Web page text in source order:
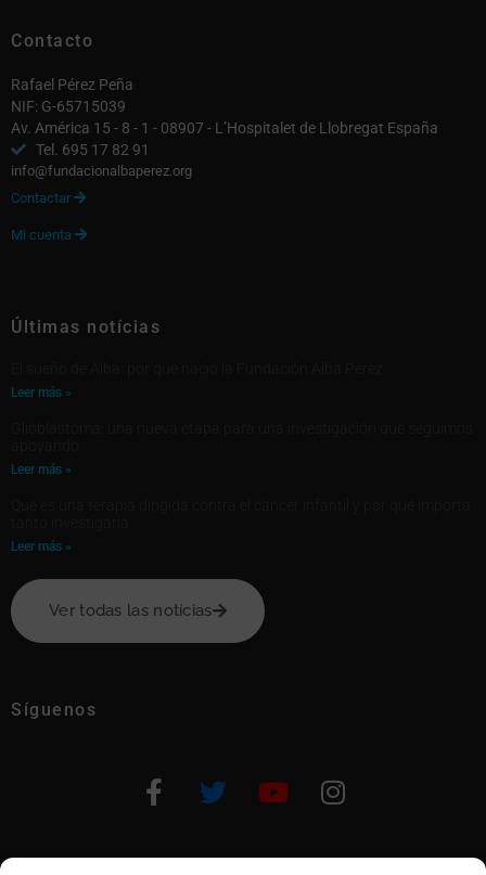
Contacto
Rafael Pérez Peña
NIF: G-65715039
Av. América 15 - 8 - 1 - 08907 - L’Hospitalet de Llobregat España
Tel. 695 17 82 91
info@fundacionalbaperez.org
Contactar 
Mi cuenta 
Últimas notícias
Leer más »
Leer más »
Leer más »
Ver todas las notícias
Síguenos